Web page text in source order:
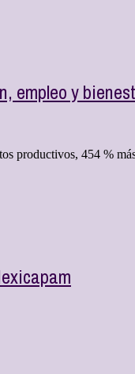
empleo y
productivos, 454 %